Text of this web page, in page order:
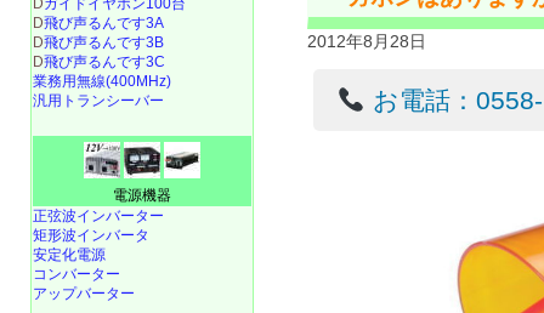
2012年8月28日
お電話：
Dガイドイヤホン100台
D飛び声るんです3A
D飛び声るんです3B
D飛び声るんです3C
業務用無線(400MHz)
汎用トランシーバー
電源機器
正弦波インバーター
矩形波インバータ
安定化電源
コンバーター
アップバーター